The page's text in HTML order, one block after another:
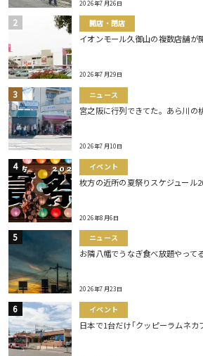
2026年7月26日
開店・閉店
イオンモール久御山の複数店舗が
2026年7月29日
ニュース
宮之阪に行列できてた。あら川の
2026年7月10日
イベント
枚方の近所の夏祭りスケジュール
2026年8月6日
ニュース
お隣八幡でうなぎ食べ放題やって
2026年7月23日
イベント
日本で1台だけ｢クッピーラムネカ